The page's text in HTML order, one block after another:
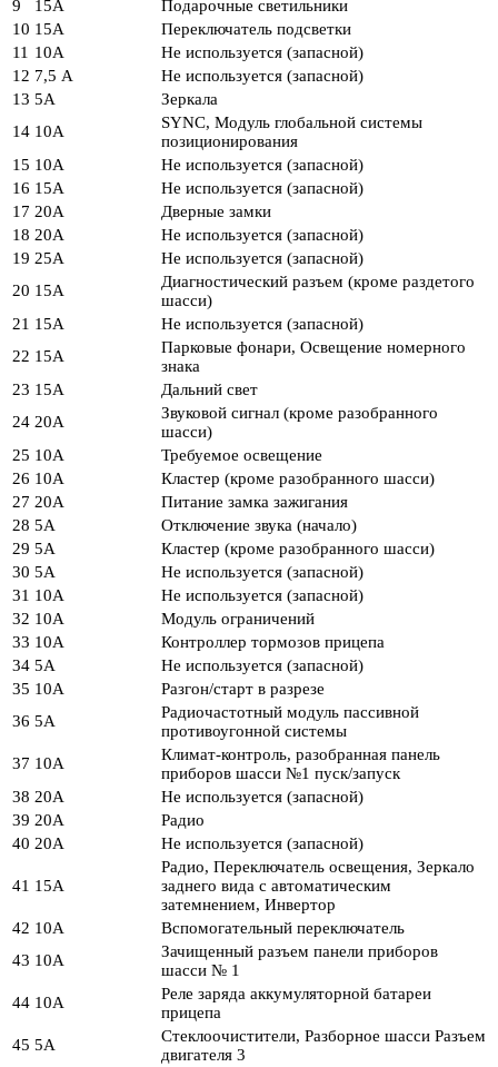
9 15А
Подарочные светильники
10 15А
Переключатель подсветки
11 10А
Не используется (запасной)
12 7,5 А
Не используется (запасной)
13 5А
Зеркала
14 10А
SYNC, Модуль глобальной системы
позиционирования
15 10А
Не используется (запасной)
16 15А
Не используется (запасной)
17 20А
Дверные замки
18 20А
Не используется (запасной)
19 25А
Не используется (запасной)
20 15А
Диагностический разъем (кроме раздетого
шасси)
21 15А
Не используется (запасной)
22 15А
Парковые фонари, Освещение номерного
знака
23 15А
Дальний свет
24 20А
Звуковой сигнал (кроме разобранного
шасси)
25 10А
Требуемое освещение
26 10А
Кластер (кроме разобранного шасси)
27 20А
Питание замка зажигания
28 5А
Отключение звука (начало)
29 5А
Кластер (кроме разобранного шасси)
30 5А
Не используется (запасной)
31 10А
Не используется (запасной)
32 10А
Модуль ограничений
33 10А
Контроллер тормозов прицепа
34 5А
Не используется (запасной)
35 10А
Разгон/старт в разрезе
36 5А
Радиочастотный модуль пассивной
противоугонной системы
37 10А
Климат-контроль, разобранная панель
приборов шасси №1 пуск/запуск
38 20А
Не используется (запасной)
39 20А
Радио
40 20А Не используется (запасной)
41 15А
Радио, Переключатель освещения, Зеркало
заднего вида с автоматическим
затемнением, Инвертор
42 10А
Вспомогательный переключатель
43 10А
Зачищенный разъем панели приборов
шасси № 1
44 10А
Реле заряда аккумуляторной батареи
прицепа
45 5А
Стеклоочистители, Разборное шасси Разъем
двигателя 3